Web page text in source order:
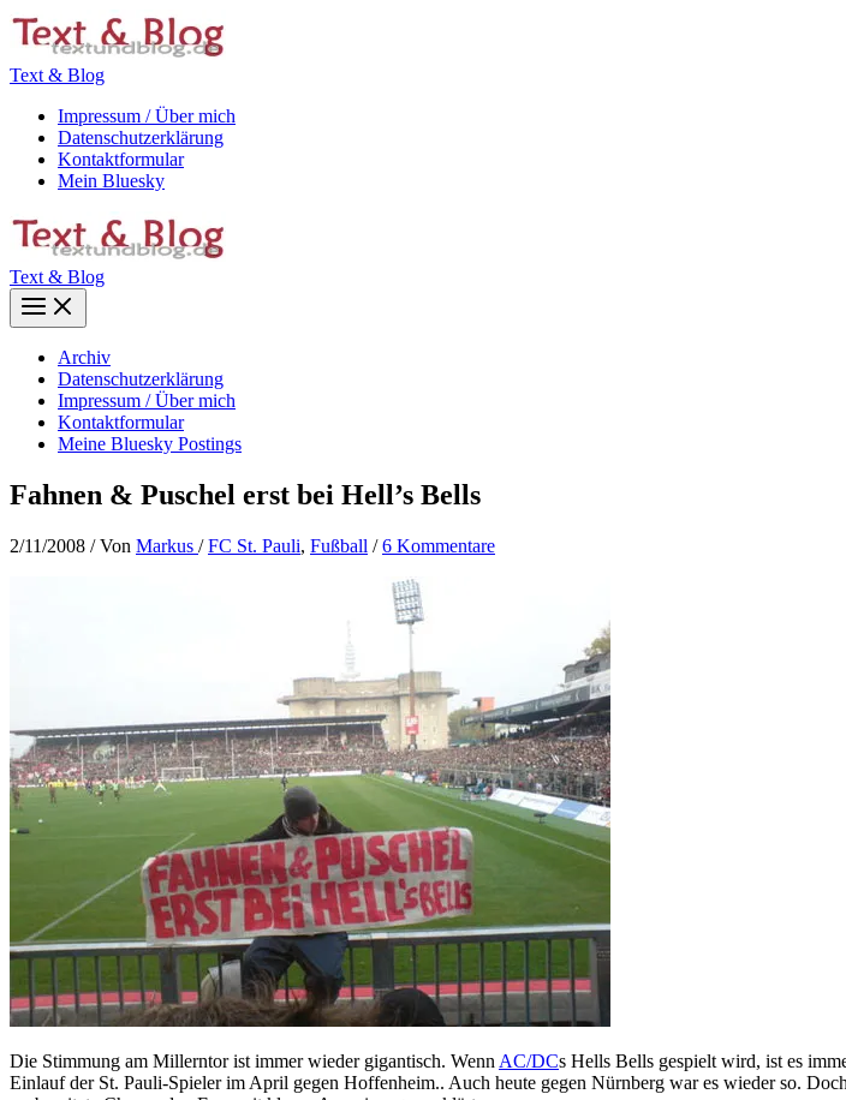
Zum
Inhalt
Text & Blog
Impressum / Über mich
Datenschutzerklärung
Kontaktformular
Mein Bluesky
Text & Blog
Main
Menu
Archiv
Datenschutzerklärung
Impressum / Über mich
Kontaktformular
Meine Bluesky Postings
Fahnen & Puschel erst bei Hell’s Bells
2/11/2008 / Von Markus /FC St. Pauli, Fußball /6 Kommentare
Die Stimmung am Millerntor ist immer wieder gigantisch. Wenn AC/DCs Hells Bells gespielt wird, ist es
Einlauf der St. Pauli-Spieler im April gegen Hoffenheim.. Auch heute gegen Nürnberg war es wieder so.